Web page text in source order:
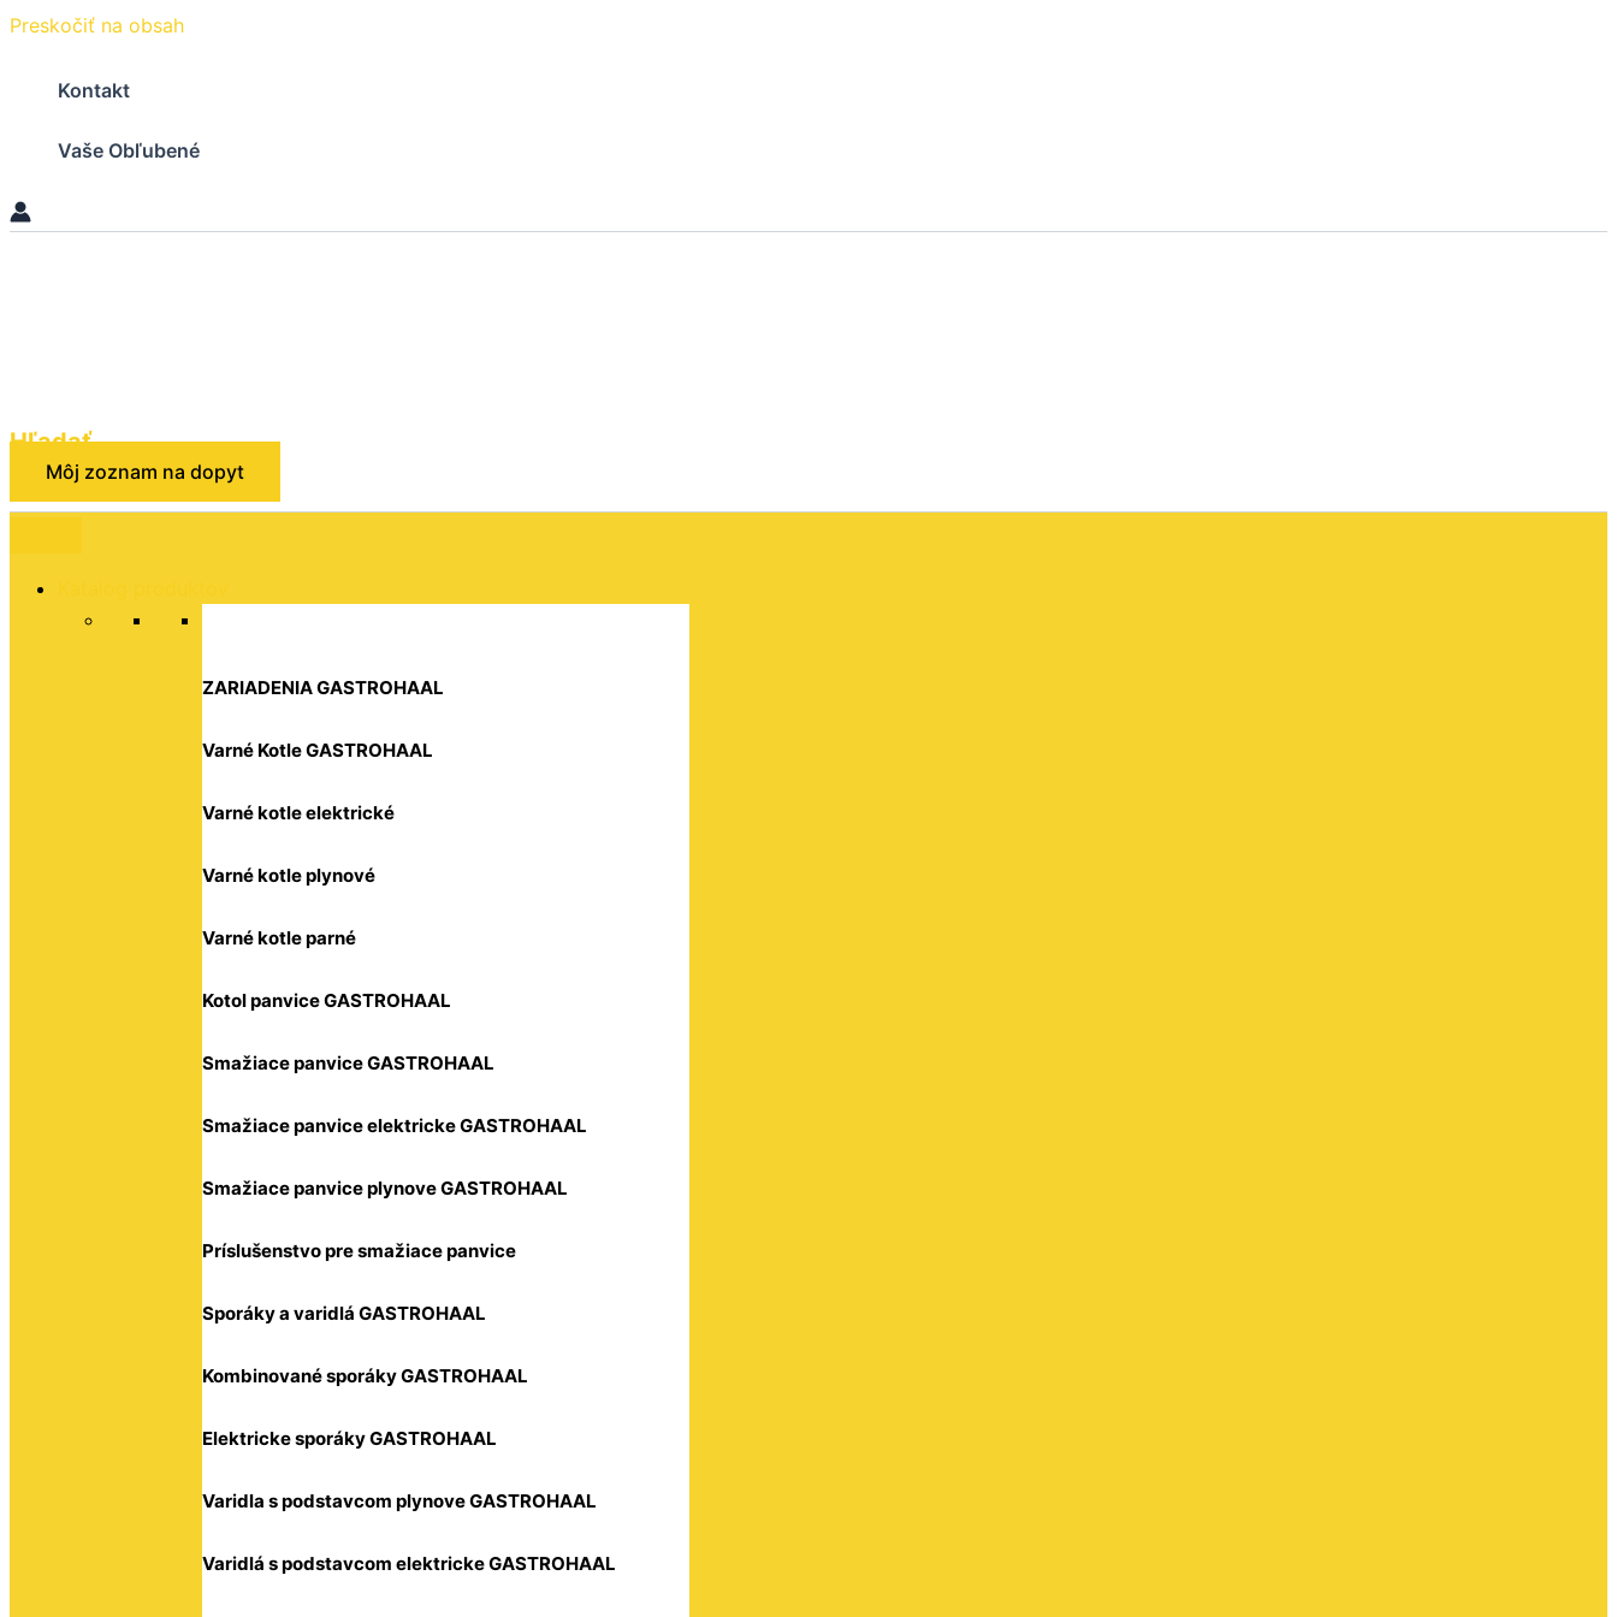
Preskočiť na obsah
Kontakt
Vaše Obľubené
Hľadať
Môj zoznam na dopyt
ZARIADENIA GASTROHAAL
Varné Kotle GASTROHAAL
Varné kotle elektrické
Varné kotle plynové
Varné kotle parné
Kotol panvice GASTROHAAL
Smažiace panvice GASTROHAAL
Smažiace panvice elektricke GASTROHAAL
Smažiace panvice plynove GASTROHAAL
Príslušenstvo pre smažiace panvice
Sporáky a varidlá GASTROHAAL
Kombinované sporáky GASTROHAAL
Elektricke sporáky GASTROHAAL
Varidla s podstavcom plynove GASTROHAAL
Varidlá s podstavcom elektricke GASTROHAAL